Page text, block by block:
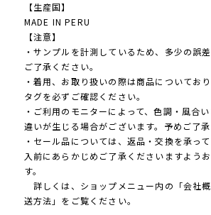
【生産国】
MADE IN PERU
【注意】
・サンプルを計測しているため、多少の誤
ご了承ください。
・着用、お取り扱いの際は商品についてお
タグを必ずご確認ください。
・ご利用のモニターによって、色調・風合
違いが生じる場合がございます。予めご了承
・セール品については、返品・交換を承っ
入前にあらかじめご了承くださいますよう
す。
詳しくは、ショップメニュー内の「会社
送方法」をご覧ください。